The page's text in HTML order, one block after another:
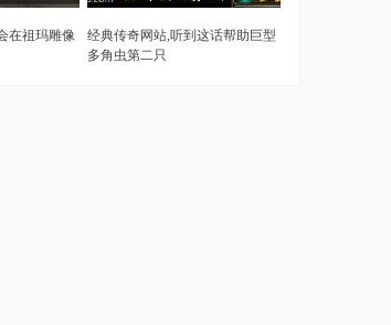
在祖玛雕像
经典传奇网站,听到这话帮助巨型
多角虫第二只